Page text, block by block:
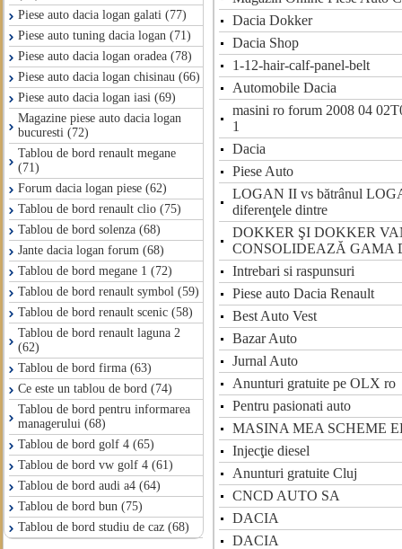
Piese auto dacia logan galati (77)
Piese auto tuning dacia logan (71)
Piese auto dacia logan oradea (78)
Piese auto dacia logan chisinau (66)
Piese auto dacia logan iasi (69)
Magazine piese auto dacia logan
bucuresti (72)
Tablou de bord renault megane
(71)
Forum dacia logan piese (62)
Tablou de bord renault clio (75)
Tablou de bord solenza (68)
Jante dacia logan forum (68)
Tablou de bord megane 1 (72)
Tablou de bord renault symbol (59)
Tablou de bord renault scenic (58)
Tablou de bord renault laguna 2
(62)
Tablou de bord firma (63)
Ce este un tablou de bord (74)
Tablou de bord pentru informarea
managerului (68)
Tablou de bord golf 4 (65)
Tablou de bord vw golf 4 (61)
Tablou de bord audi a4 (64)
Tablou de bord bun (75)
Tablou de bord studiu de caz (68)
Dacia Dokker
Dacia Shop
1-12-hair-calf-panel-belt
Automobile Dacia
masini ro forum 2008 04
1
Dacia
Piese Auto
LOGAN II vs bătrânul
diferenţele dintre
DOKKER ŞI DOKKER
CONSOLIDEAZĂ GAMA
Intrebari si raspunsuri
Piese auto Dacia Renault
Best Auto Vest
Bazar Auto
Jurnal Auto
Anunturi gratuite pe OLX ro
Pentru pasionati auto
MASINA MEA SCHEME
Injecţie diesel
Anunturi gratuite Cluj
CNCD AUTO SA
DACIA
DACIA